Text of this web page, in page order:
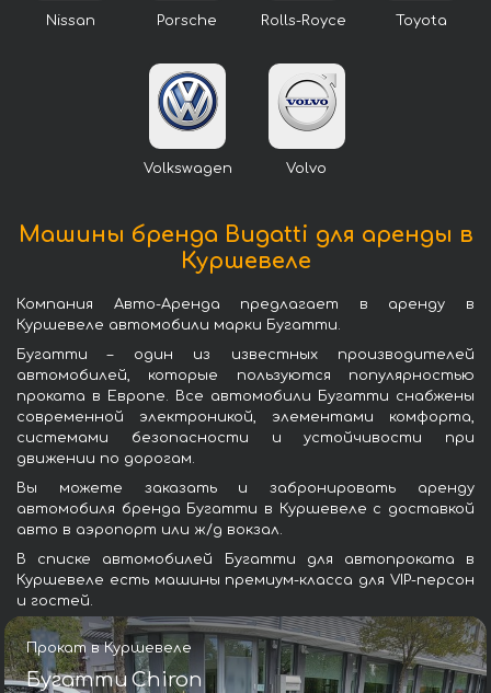
Nissan Porsche Rolls-Royce Toyota
Volkswagen Volvo
Машины бренда Bugatti для аренды в
Куршевеле
Компания Авто-Аренда предлагает в аренду в
Куршевеле автомобили марки Бугатти.
Бугатти – один из известных производителей
автомобилей, которые пользуются популярностью
проката в Европе. Все автомобили Бугатти снабжены
современной электроникой, элементами комфорта,
системами безопасности и устойчивости при
движении по дорогам.
Вы можете заказать и забронировать аренду
автомобиля бренда Бугатти в Куршевеле с доставкой
авто в аэропорт или ж/д вокзал.
В списке автомобилей Бугатти для автопроката в
Куршевеле есть машины премиум-класса для VIP-персон
и гостей.
Прокат в Куршевеле
Бугатти Chiron